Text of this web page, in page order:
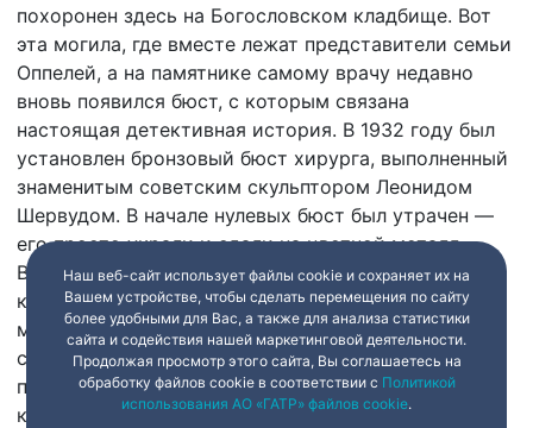
похоронен здесь на Богословском кладбище. Вот
эта могила, где вместе лежат представители семьи
Оппелей, а на памятнике самому врачу недавно
вновь появился бюст, с которым связана
настоящая детективная история. В 1932 году был
установлен бронзовый бюст хирурга, выполненный
знаменитым советским скульптором Леонидом
Шервудом. В начале нулевых бюст был утрачен —
его просто украли и сдали на цветной металл.
В 2019 году по инициативе основанной Оппелем
кафедры военно-полевой хирургии Военно-
медицинской академии организовали сбор
средств, чтобы восстановить утраченный
памятник. Кстати, на кафедре хранится гипсовая
копия бюста, созданного Шервудом. По ней отлили
Наш веб-сайт использует файлы cookie и сохраняет их на
Вашем устройстве, чтобы сделать перемещения по сайту
более удобными для Вас, а также для анализа статистики
сайта и содействия нашей маркетинговой деятельности.
Продолжая просмотр этого сайта, Вы соглашаетесь на
обработку файлов cookie в соответствии с Политикой
использования АО «ГАТР» файлов cookie.